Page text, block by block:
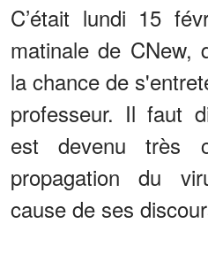
C’était lundi 15
matinale de CNew,
la chance de
professeur. Il faut
est devenu très
propagation du
cause de ses